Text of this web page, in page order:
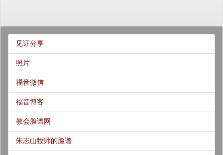
见证分享
照片
福音微信
福音博客
教会脸谱网
朱志山牧师的脸谱